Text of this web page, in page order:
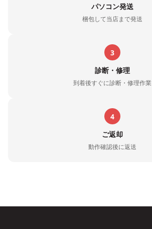
パソコン発送
梱包して当店まで発送
3
診断・修理
到着後すぐに診断・修理作業
4
ご返却
動作確認後に返送